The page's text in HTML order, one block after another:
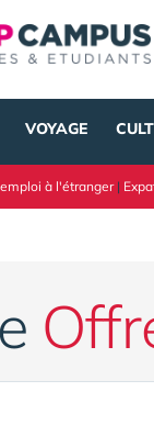
VOYAGE
à l'étranger|